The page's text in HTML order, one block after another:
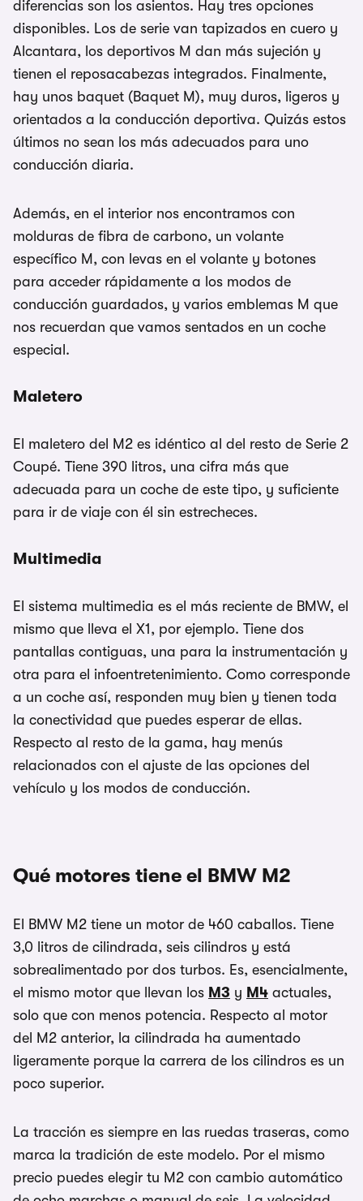
diferencias son los asientos. Hay tres opciones
disponibles. Los de serie van tapizados en cuero y
Alcantara, los deportivos M dan más sujeción y
tienen el reposacabezas integrados. Finalmente,
hay unos baquet (Baquet M), muy duros, ligeros y
orientados a la conducción deportiva. Quizás estos
últimos no sean los más adecuados para uno
conducción diaria.
Además, en el interior nos encontramos con
molduras de fibra de carbono, un volante
específico M, con levas en el volante y botones
para acceder rápidamente a los modos de
conducción guardados, y varios emblemas M que
nos recuerdan que vamos sentados en un coche
especial.
Maletero
El maletero del M2 es idéntico al del resto de Serie 2
Coupé. Tiene 390 litros, una cifra más que
adecuada para un coche de este tipo, y suficiente
para ir de viaje con él sin estrecheces.
Multimedia
El sistema multimedia es el más reciente de BMW, el
mismo que lleva el X1, por ejemplo. Tiene dos
pantallas contiguas, una para la instrumentación y
otra para el infoentretenimiento. Como corresponde
a un coche así, responden muy bien y tienen toda
la conectividad que puedes esperar de ellas.
Respecto al resto de la gama, hay menús
relacionados con el ajuste de las opciones del
vehículo y los modos de conducción.
Qué motores tiene el BMW M2
El BMW M2 tiene un motor de 460 caballos. Tiene
3,0 litros de cilindrada, seis cilindros y está
sobrealimentado por dos turbos. Es, esencialmente,
el mismo motor que llevan los M3 y M4 actuales,
solo que con menos potencia. Respecto al motor
del M2 anterior, la cilindrada ha aumentado
ligeramente porque la carrera de los cilindros es un
poco superior.
La tracción es siempre en las ruedas traseras, como
marca la tradición de este modelo. Por el mismo
precio puedes elegir tu M2 con cambio automático